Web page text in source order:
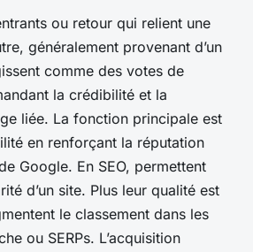
ou retour qui relient une
généralement provenant d’un
comme des votes de
la crédibilité et la
liée. La fonction principale est
en renforçant la réputation
Google. En SEO, permettent
d’un site. Plus leur qualité est
le classement dans les
ou SERPs. L’acquisition